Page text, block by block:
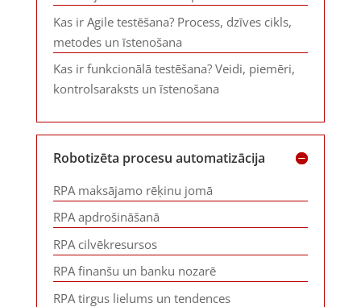
Kas ir Agile testēšana? Process, dzīves cikls,
metodes un īstenošana
Kas ir funkcionālā testēšana? Veidi, piemēri,
kontrolsaraksts un īstenošana
Robotizēta procesu automatizācija
RPA maksājamo rēķinu jomā
RPA apdrošināšanā
RPA cilvēkresursos
RPA finanšu un banku nozarē
RPA tirgus lielums un tendences